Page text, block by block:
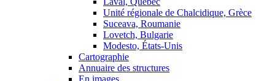
Unité régionale de Chalcidique, Grèce
Suceava, Roumanie
Lovetch, Bulgarie
Modesto, États-Unis
Cartographie
Annuaire des structures
En images